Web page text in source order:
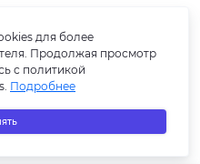
для более
Продолжая просмотр
с политикой
Подробнее